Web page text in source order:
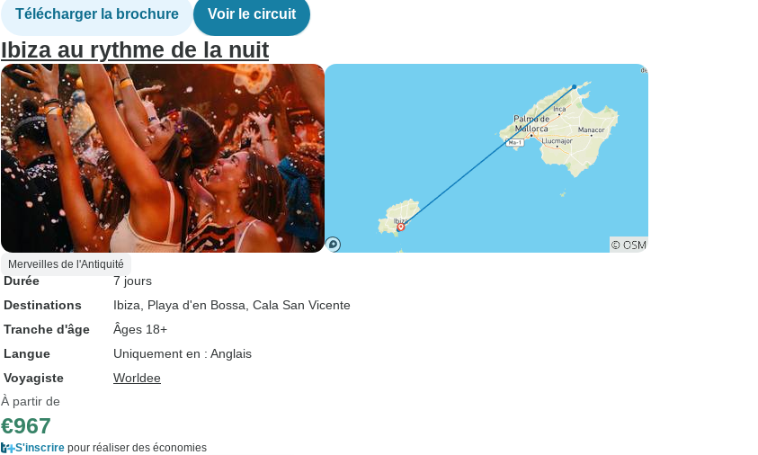
Télécharger la brochure Voir le circuit
Ibiza au rythme de la nuit
Merveilles de l'Antiquité
Durée
7 jours
Destinations
Ibiza , Playa d'en Bossa , Cala San Vicente
Tranche d'âge
Âges 18+
Langue
Uniquement en : Anglais
Voyagiste
Worldee
À partir de
€967
S'inscrire pour réaliser des économies